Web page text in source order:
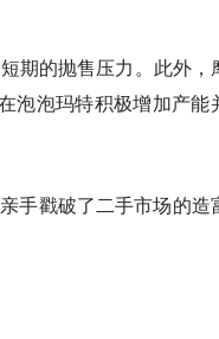
期的抛售压力。 此外，
泡泡玛特积极增加产能
手戳破了二手市场的造